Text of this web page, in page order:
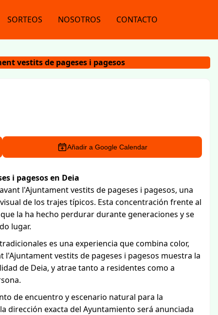
SORTEOS NOSOTROS CONTACTO
vestits de pageses i pagesos
Añadir a Google Calendar
i pagesos en Deia
l'Ajuntament vestits de pageses i pagesos, una
de los trajes típicos. Esta concentración frente al
la ha hecho perdurar durante generaciones y se
lugar.
es una experiencia que combina color,
vestits de pageses i pagesos muestra la
de Deia, y atrae tanto a residentes como a
de encuentro y escenario natural para la
dirección exacta del Ayuntamiento será anunciada